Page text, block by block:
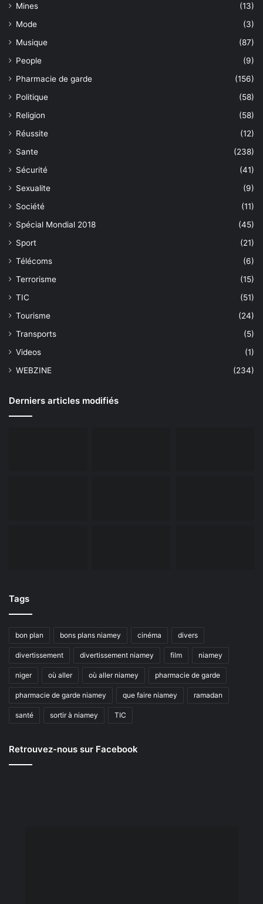
Mines
(13)
Mode
(3)
Musique
(87)
People
(9)
Pharmacie de garde
(156)
Politique
(58)
Religion
(58)
Réussite
(12)
Sante
(238)
Sécurité
(41)
Sexualite
(9)
Société
(11)
Spécial Mondial 2018
(45)
Sport
(21)
Télécoms
(6)
Terrorisme
(15)
TIC
(51)
Tourisme
(24)
Transports
(5)
Videos
(1)
WEBZINE
(234)
Derniers articles modifiés
Tags
bon plan bons plans niamey cinéma divers
divertissement divertissement niamey film niamey
niger où aller où aller niamey pharmacie de garde
pharmacie de garde niamey que faire niamey ramadan
santé sortir à niamey TIC
Retrouvez-nous sur Facebook